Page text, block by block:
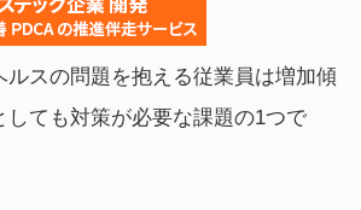
ルスの問題を抱える従業員は増加傾
しても対策が必要な課題の1つで